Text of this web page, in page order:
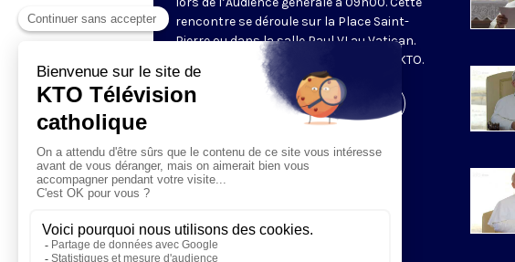
rencontre se déroule sur la Place Saint-
Pierre ou dans la salle Paul VI au Vatican.
Retransmise et traduite en direct par KTO.
Visiter la page de l'émission